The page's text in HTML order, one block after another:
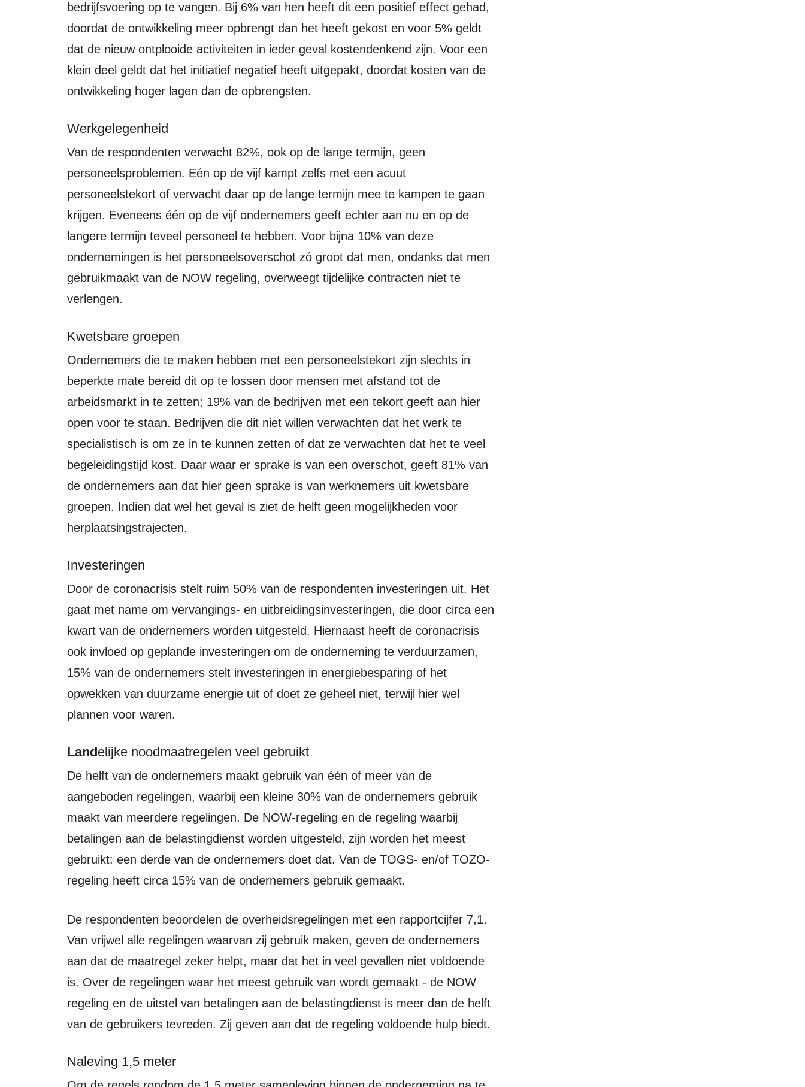
bedrijfsvoering op te vangen. Bij 6% van hen heeft dit een positief effect gehad,
doordat de ontwikkeling meer opbrengt dan het heeft gekost en voor 5% geldt
dat de nieuw ontplooide activiteiten in ieder geval kostendenkend zijn. Voor een
klein deel geldt dat het initiatief negatief heeft uitgepakt, doordat kosten van de
ontwikkeling hoger lagen dan de opbrengsten.
Werkgelegenheid
Van de respondenten verwacht 82%, ook op de lange termijn, geen
personeelsproblemen. Eén op de vijf kampt zelfs met een acuut
personeelstekort of verwacht daar op de lange termijn mee te kampen te gaan
krijgen. Eveneens één op de vijf ondernemers geeft echter aan nu en op de
langere termijn teveel personeel te hebben. Voor bijna 10% van deze
ondernemingen is het personeelsoverschot zó groot dat men, ondanks dat men
gebruikmaakt van de NOW regeling, overweegt tijdelijke contracten niet te
verlengen.
Kwetsbare groepen
Ondernemers die te maken hebben met een personeelstekort zijn slechts in
beperkte mate bereid dit op te lossen door mensen met afstand tot de
arbeidsmarkt in te zetten; 19% van de bedrijven met een tekort geeft aan hier
open voor te staan. Bedrijven die dit niet willen verwachten dat het werk te
specialistisch is om ze in te kunnen zetten of dat ze verwachten dat het te veel
begeleidingstijd kost. Daar waar er sprake is van een overschot, geeft 81% van
de ondernemers aan dat hier geen sprake is van werknemers uit kwetsbare
groepen. Indien dat wel het geval is ziet de helft geen mogelijkheden voor
herplaatsingstrajecten.
Investeringen
Door de coronacrisis stelt ruim 50% van de respondenten investeringen uit. Het
gaat met name om vervangings- en uitbreidingsinvesteringen, die door circa een
kwart van de ondernemers worden uitgesteld. Hiernaast heeft de coronacrisis
ook invloed op geplande investeringen om de onderneming te verduurzamen,
15% van de ondernemers stelt investeringen in energiebesparing of het
opwekken van duurzame energie uit of doet ze geheel niet, terwijl hier wel
plannen voor waren.
Landelijke noodmaatregelen veel gebruikt
De helft van de ondernemers maakt gebruik van één of meer van de
aangeboden regelingen, waarbij een kleine 30% van de ondernemers gebruik
maakt van meerdere regelingen. De NOW-regeling en de regeling waarbij
betalingen aan de belastingdienst worden uitgesteld, zijn worden het meest
gebruikt: een derde van de ondernemers doet dat. Van de TOGS- en/of TOZO-
regeling heeft circa 15% van de ondernemers gebruik gemaakt.
De respondenten beoordelen de overheidsregelingen met een rapportcijfer 7,1.
Van vrijwel alle regelingen waarvan zij gebruik maken, geven de ondernemers
aan dat de maatregel zeker helpt, maar dat het in veel gevallen niet voldoende
is. Over de regelingen waar het meest gebruik van wordt gemaakt - de NOW
regeling en de uitstel van betalingen aan de belastingdienst is meer dan de helft
van de gebruikers tevreden. Zij geven aan dat de regeling voldoende hulp biedt.
Naleving 1,5 meter